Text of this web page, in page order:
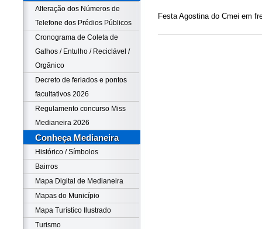
Alteração dos Números de
Telefone dos Prédios Públicos
Cronograma de Coleta de
Galhos / Entulho / Reciclável /
Orgânico
Decreto de feriados e pontos
facultativos 2026
Regulamento concurso Miss
Medianeira 2026
Conheça Medianeira
Histórico / Símbolos
Bairros
Mapa Digital de Medianeira
Mapas do Município
Mapa Turístico Ilustrado
Turismo
Festa Agostina do Cmei em